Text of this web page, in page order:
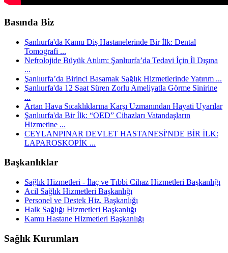
Basında Biz
Şanlıurfa'da Kamu Diş Hastanelerinde Bir İlk: Dental
Tomografi ...
Nefrolojide Büyük Atılım: Şanlıurfa’da Tedavi İçin İl Dışına
...
Şanlıurfa’da Birinci Basamak Sağlık Hizmetlerinde Yatırım ...
Şanlıurfa'da 12 Saat Süren Zorlu Ameliyatla Görme Sinirine
...
Artan Hava Sıcaklıklarına Karşı Uzmanından Hayati Uyarılar
Şanlıurfa'da Bir İlk: “OED” Cihazları Vatandaşların
Hizmetine ...
CEYLANPINAR DEVLET HASTANESİ'NDE BİR İLK:
LAPAROSKOPİK ...
Başkanlıklar
Sağlık Hizmetleri - İlaç ve Tıbbi Cihaz Hizmetleri Başkanlığı
Acil Sağlık Hizmetleri Başkanlığı
Personel ve Destek Hiz. Başkanlığı
Halk Sağlığı Hizmetleri Başkanlığı
Kamu Hastane Hizmetleri Başkanlığı
Sağlık Kurumları